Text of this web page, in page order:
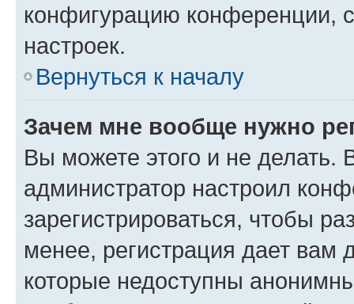
конфигурацию конференции,
настроек.
Вернуться к началу
Зачем мне вообще нужно
Вы можете этого и не делать.
администратор настроил
зарегистрироваться, чтобы
менее, регистрация дает вам
которые недоступны